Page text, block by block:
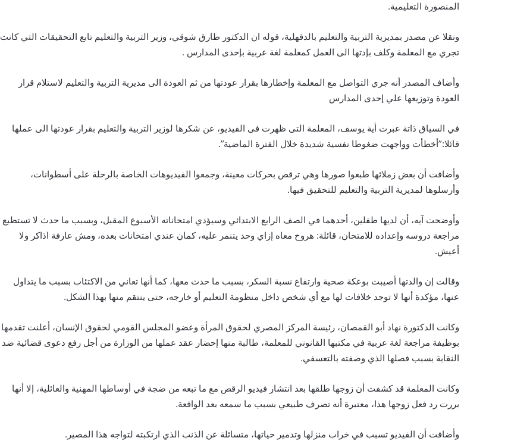
المنصورة التعليمية.
ونقلا عن مصدر بمديرية التربية والتعليم بالدقهلية، قوله ان الدكتور طارق شوقي، وزير التربية والتعليم تابع التحقيقات التي كانت
تجري مع المعلمة وكلف بإدتها الى العمل كمعلمة لغة عربية بإحدى المدارس .
وأضاف المصدر أنه جري التواصل مع المعلمة وإخطارها بقرار عودتها من ثم العودة الى مديرية التربية والتعليم لاستلام قرار
العودة وتوزيعها علي إحدى المدارس
في السياق ذاتة عبرت أية يوسف، المعلمة التى ظهرت فى الفيديو، عن شكرها لوزير التربية والتعليم بقرار عودتها الى عملها
قائلا:”أخطأت وواجهت ضغوطا نفسية شديدة خلال الفترة الماضية”.
وأضافت أن بعض زملائها طبعوا صورها وهي ترقص بحركات معينة، وجمعوا الفيديوهات الخاصة بالرحلة على أسطوانات،
وأرسلوها لمديرية التربية والتعليم للتحقيق فيها.
وأوضحت آيه، أن لديها طفلين، أحدهما في الصف الرابع الابتدائي وسيؤدي امتحاناته الأسبوع المقبل، وبسبب ما حدث لا تستطيع
مراجعة دروسه وإعداده للامتحان، قائلة: هروح معاه إزاي وحد يتنمر عليه، كمان عندي امتحانات بعده، ومش عارفة اذاكر ولا
أعيش.
وقالت إن والدتها أصيبت بوعكة صحية وارتفاع نسبة السكر، بسبب ما حدث معها، كما أنها تعاني من الاكتئاب بسبب ما يتداول
عنها، مؤكدة أنها لا توجد خلافات لها مع أي شخص داخل منظومة التعليم أو خارجه، حتى ينتقم منها بهذا الشكل.
وكانت الدكتورة نهاد أبو القمصان، رئيسة المركز المصري لحقوق المرأة وعضو المجلس القومي لحقوق الإنسان، أعلنت تقدمها
بوظيفة مراجعة لغة عربية في مكتبها القانوني للمعلمة، طالبة منها إحضار عقد عملها من الوزارة من أجل رفع دعوى قضائية ضد
النقابة بسبب فصلها الذي وصفته بالتعسفي.
وكانت المعلمة قد كشفت أن زوجها طلقها بعد انتشار فيديو الرقص مع ما تبعه من ضجة في أوساطها المهنية والعائلية، إلا أنها
بررت رد فعل زوجها هذا، معتبرة أنه تصرف طبيعي بسبب ما سمعه بعد الواقعة.
وأضافت أن الفيديو تسبب في خراب منزلها وتدمير حياتها، متسائلة عن الذنب الذي ارتكبته لتواجه هذا المصير.